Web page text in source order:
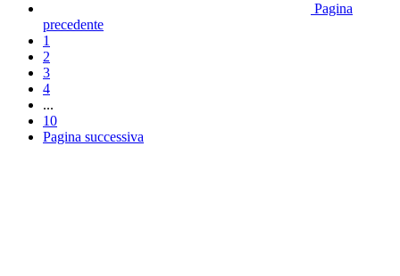
Pagina
precedente
1
2
3
4
...
10
Pagina successiva